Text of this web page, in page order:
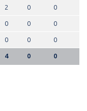
2 0 0
0 0 0
0 0 0
4 0 0